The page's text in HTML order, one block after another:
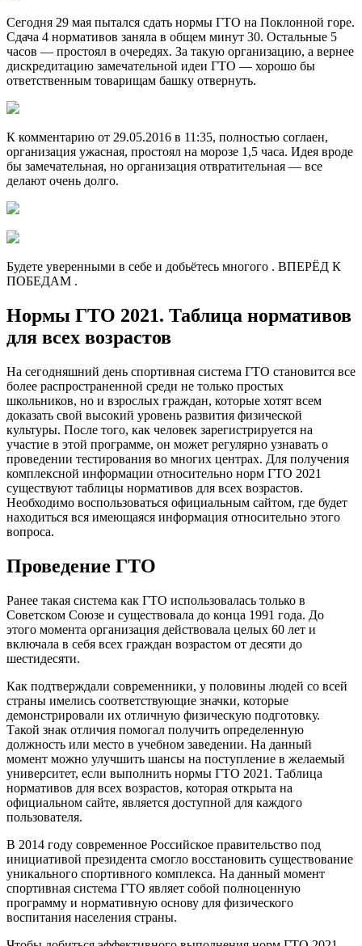
Сегодня 29 мая пытался сдать нормы ГТО на Поклонной горе.
Сдача 4 нормативов заняла в общем минут 30. Остальные 5
часов — простоял в очередях. За такую организацию, а вернее
дискредитацию замечательной идеи ГТО — хорошо бы
ответственным товарищам башку отвернуть.
К комментарию от 29.05.2016 в 11:35, полностью соглаен,
организация ужасная, простоял на морозе 1,5 часа. Идея вроде
бы замечательная, но организация отвратительная — все
делают очень долго.
Будете уверенными в себе и добьётесь многого . ВПЕРЁД К
ПОБЕДАМ .
Нормы ГТО 2021. Таблица нормативов
для всех возрастов
На сегодняшний день спортивная система ГТО становится все
более распространенной среди не только простых
школьников, но и взрослых граждан, которые хотят всем
доказать свой высокий уровень развития физической
культуры. После того, как человек зарегистрируется на
участие в этой программе, он может регулярно узнавать о
проведении тестирования во многих центрах. Для получения
комплексной информации относительно норм ГТО 2021
существуют таблицы нормативов для всех возрастов.
Необходимо воспользоваться официальным сайтом, где будет
находиться вся имеющаяся информация относительно этого
вопроса.
Проведение ГТО
Ранее такая система как ГТО использовалась только в
Советском Союзе и существовала до конца 1991 года. До
этого момента организация действовала целых 60 лет и
включала в себя всех граждан возрастом от десяти до
шестидесяти.
Как подтверждали современники, у половины людей со всей
страны имелись соответствующие значки, которые
демонстрировали их отличную физическую подготовку.
Такой знак отличия помогал получить определенную
должность или место в учебном заведении. На данный
момент можно улучшить шансы на поступление в желаемый
университет, если выполнить нормы ГТО 2021. Таблица
нормативов для всех возрастов, которая открыта на
официальном сайте, является доступной для каждого
пользователя.
В 2014 году современное Российское правительство под
инициативой президента смогло восстановить существование
уникального спортивного комплекса. На данный момент
спортивная система ГТО являет собой полноценную
программу и нормативную основу для физического
воспитания населения страны.